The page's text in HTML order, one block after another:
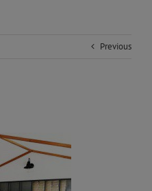
Previous